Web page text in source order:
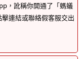
，訛稱你開通了「螞蟻
連結或聯絡假客服交出